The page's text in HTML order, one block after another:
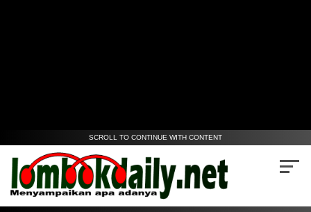
SCROLL TO CONTINUE WITH CONTENT